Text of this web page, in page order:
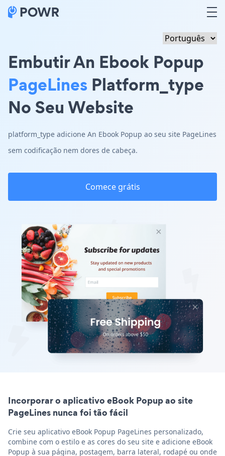
Embutir An Ebook Popup
PageLines Platform_type
No Seu Website
platform_type adicione An Ebook Popup ao seu site PageLines
sem codificação nem dores de cabeça.
Comece grátis
Incorporar o aplicativo eBook Popup ao site
PageLines nunca foi tão fácil
Crie seu aplicativo eBook Popup PageLines personalizado,
combine com o estilo e as cores do seu site e adicione eBook
Popup à sua página, postagem, barra lateral, rodapé ou onde